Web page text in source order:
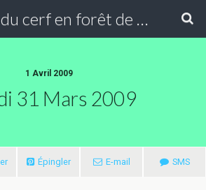
Vénerie du cerf en forêt de Compiègne
1 Avril 2009
31 Mars 2009
Épingler E-mail SMS